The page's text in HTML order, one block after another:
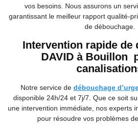
vos besoins. Nous assurons un
garantissant le meilleur rapport qualité-
de débouchage.
Intervention rapide de
DAVID à Bouillon
Notre service de débouchage
disponible 24h/24 et 7j/7. Que ce soit
une intervention immédiate, nos experts
pour résoudre vos problèmes